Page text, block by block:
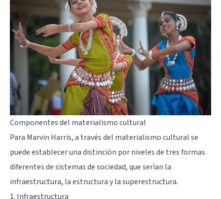
Componentes del materialismo cultural
Para Marvin Harris, a través del materialismo cultural se
puede establecer una distinción por niveles de tres formas
diferentes de sistemas de sociedad, que serían la
infraestructura, la estructura y la superestructura.
1. Infraestructura